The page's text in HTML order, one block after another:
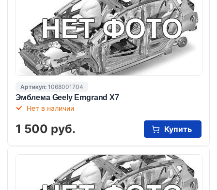
Артикул: 1068001704
Эмблема Geelу Emgrand X7
Нет в наличии
1 500 руб. Купить